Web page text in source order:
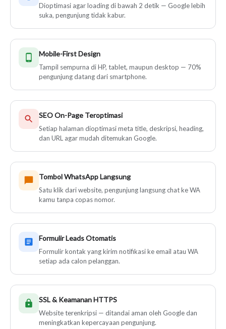
Dioptimasi agar loading di bawah 2 detik — Google lebih
suka, pengunjung tidak kabur.
Mobile-First Design
Tampil sempurna di HP, tablet, maupun desktop — 70%
pengunjung datang dari smartphone.
SEO On-Page Teroptimasi
Setiap halaman dioptimasi meta title, deskripsi, heading,
dan URL agar mudah ditemukan Google.
Tombol WhatsApp Langsung
Satu klik dari website, pengunjung langsung chat ke WA
kamu tanpa copas nomor.
Formulir Leads Otomatis
Formulir kontak yang kirim notifikasi ke email atau WA
setiap ada calon pelanggan.
SSL & Keamanan HTTPS
Website terenkripsi — ditandai aman oleh Google dan
meningkatkan kepercayaan pengunjung.